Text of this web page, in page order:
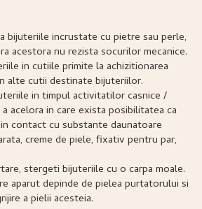
bijuteriile incrustate cu pietre sau perle,
acestora nu rezista socurilor mecanice.
in cutiile primite la achizitionarea
alte cutii destinate bijuteriilor.
in timpul activitatilor casnice /
acelora in care exista posibilitatea ca
contact cu substante daunatoare
creme de piele, fixativ pentru par,
stergeti bijuteriile cu o carpa moale.
aparut depinde de pielea purtatorului si
a pielii acesteia.